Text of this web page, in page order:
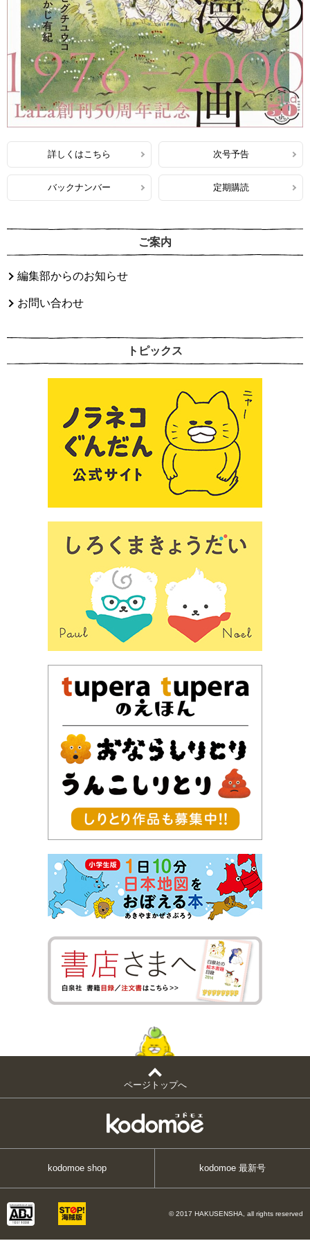
詳しくはこちら 次号予告
バックナンバー 定期購読
ご案内
編集部からのお知らせ
お問い合わせ
トピックス
ページトップへ
kodomoe shop kodomoe 最新号
© 2017 HAKUSENSHA, all rights reserved